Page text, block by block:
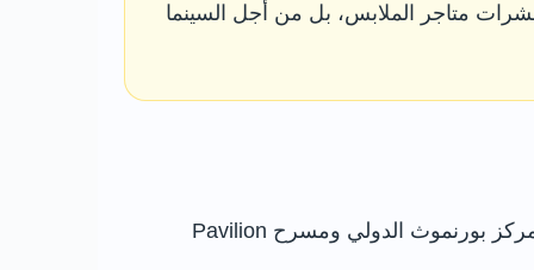
متاجر الملابس، بل من أجل السينما
يقع المركز عند Exeter Crescent بين Bournemouth Square والحدائق السفلية وExeter Road، بالقرب من مركز بورنموث الدولي ومسرح Pavilion